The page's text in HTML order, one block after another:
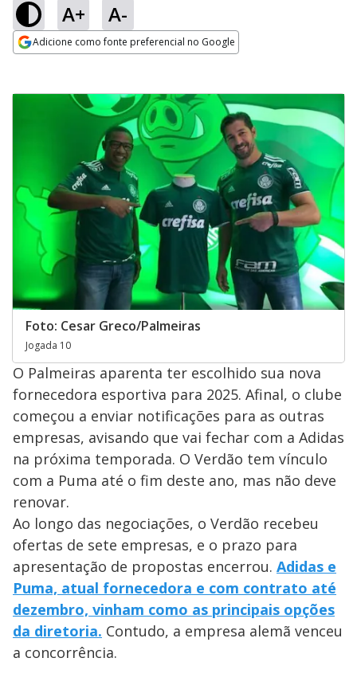
A+ A-
Adicione como fonte preferencial no Google
Foto: Cesar Greco/Palmeiras
Jogada 10
O Palmeiras aparenta ter escolhido sua nova
fornecedora esportiva para 2025. Afinal, o clube
começou a enviar notificações para as outras
empresas, avisando que vai fechar com a Adidas
na próxima temporada. O Verdão tem vínculo
com a Puma até o fim deste ano, mas não deve
renovar.
Ao longo das negociações, o Verdão recebeu
ofertas de sete empresas, e o prazo para
apresentação de propostas encerrou. Adidas e
Puma, atual fornecedora e com contrato até
dezembro, vinham como as principais opções
da diretoria. Contudo, a empresa alemã venceu
a concorrência.